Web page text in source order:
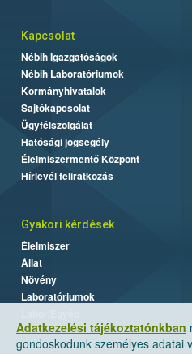
Adatkezelési tájékoztatónkban
gondoskodunk személyes adatai
Kapcsolat
Nébih Igazgatóságok
Nébih Laboratóriumok
Kormányhivatalok
Sajtókapcsolat
Ügyfélszolgálat
Hatósági jogsegély
Élelmiszermentő Központ
Hírlevél feliratkozás
Gyakori kérdések
Élelmiszer
Állat
Növény
Laboratóriumok